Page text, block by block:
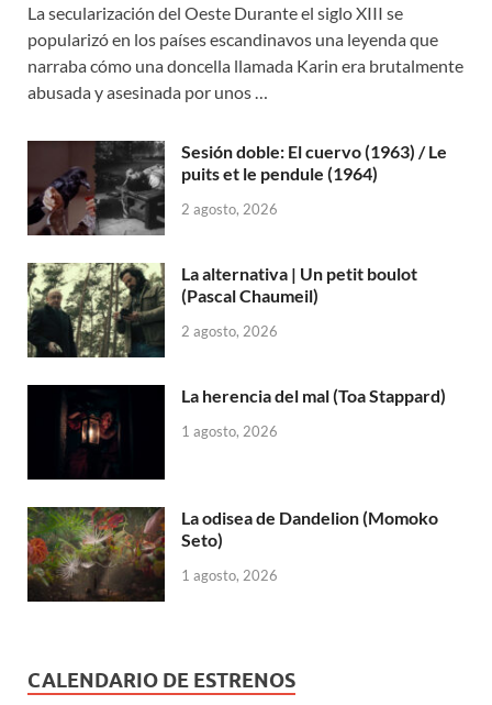
La secularización del Oeste Durante el siglo XIII se
popularizó en los países escandinavos una leyenda que
narraba cómo una doncella llamada Karin era brutalmente
abusada y asesinada por unos …
Sesión doble: El cuervo (1963) / Le
puits et le pendule (1964)
2 agosto, 2026
La alternativa | Un petit boulot
(Pascal Chaumeil)
2 agosto, 2026
La herencia del mal (Toa Stappard)
1 agosto, 2026
La odisea de Dandelion (Momoko
Seto)
1 agosto, 2026
CALENDARIO DE ESTRENOS